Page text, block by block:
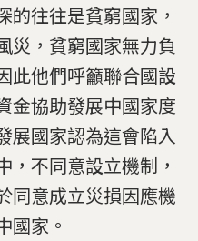
的往往是貧窮國家，
災，貧窮國家無力負
此他們呼籲聯合國設
金協助發展中國家度
展國家認為這會陷入
，不同意設立機制，
同意成立災損因應機
國家。